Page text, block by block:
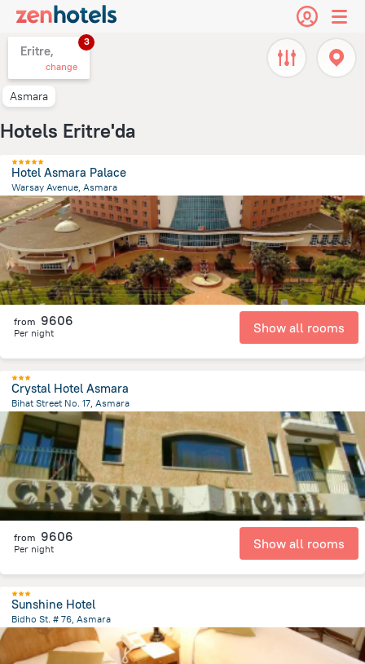
Eritre,
3
change
Asmara
Hotels Eritre'da
Hotel Asmara Palace
Warsay Avenue, Asmara
1.9 kmfrom the center ofEritre
from 9606
Per night Show all rooms
Crystal Hotel Asmara
Bihat Street No. 17, Asmara
604 mfrom the center ofEritre
from 9606
Per night Show all rooms
Sunshine Hotel
Bidho St. # 76, Asmara
from the center ofEritre